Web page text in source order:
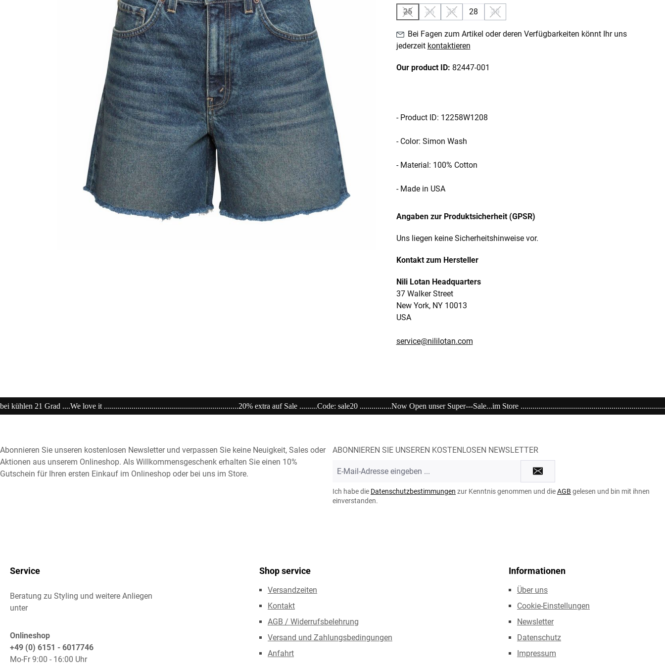
25
(Diese Option ist zurzeit nicht verfügbar.)
26
(Diese Option ist zurzeit nicht verfügbar.)
27
(Diese Option ist zurzeit nicht verfügbar.)
28 29
(Diese Option ist zurzeit nicht verfügbar.)
Bei Fagen zum Artikel oder deren Verfügbarkeiten könnt Ihr uns
jederzeit kontaktieren
Our product ID: 82447-001
- Product ID: 12258W1208
- Color: Simon Wash
- Material: 100% Cotton
- Made in USA
Angaben zur Produktsicherheit (GPSR)
Uns liegen keine Sicherheitshinweise vor.
Kontakt zum Hersteller
Nili Lotan Headquarters
37 Walker Street
New York, NY 10013
USA
service@nililotan.com
extra auf Sale .........Code: sale20 ................Now Open unser Super---Sale...im Store
Abonnieren Sie unseren kostenlosen Newsletter und verpassen Sie keine Neuigkeit, Sales oder
Aktionen aus unserem Onlineshop. Als Willkommensgeschenk erhalten Sie einen 10%
Gutschein für Ihren ersten Einkauf im Onlineshop oder bei uns im Store.
ABONNIEREN SIE UNSEREN KOSTENLOSEN NEWSLETTER
Mail-
*
Ich habe die Datenschutzbestimmungen zur Kenntnis genommen und dieAGB gelesen und bin mit ihnen
einverstanden.
Service
Beratung zu Styling und weitere Anliegen
unter
Onlineshop
+49 (0) 6151 - 6017746
Mo-Fr 9:00 - 16:00 Uhr
Shop service
Versandzeiten
Kontakt
AGB / Widerrufsbelehrung
Versand und Zahlungsbedingungen
Anfahrt
Informationen
Über uns
Cookie-Einstellungen
Newsletter
Datenschutz
Impressum